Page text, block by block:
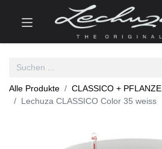
Alle Produkte
CLASSICO + PFLANZE
Lechuza CLASSICO Color 35 weiss